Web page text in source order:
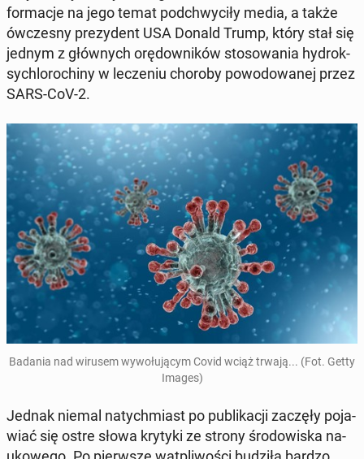
for­ma­cje na jego temat pod­chwy­ci­ły media, a także
ów­cze­sny pre­zy­dent USA Donald Trump, który stał się
jednym z głów­nych orę­dow­ni­ków sto­so­wa­nia hy­drok­
sy­chlo­ro­chi­ny w le­cze­niu choroby po­wo­do­wa­nej przez
SARS-CoV-2.
Badania nad wirusem wy­wo­łu­ją­cym Covid wciąż trwają... (Fot. Getty
Images)
Jednak niemal na­tych­miast po pu­bli­ka­cji zaczęły po­ja­
wiać się ostre słowa krytyki ze strony śro­do­wi­ska na­